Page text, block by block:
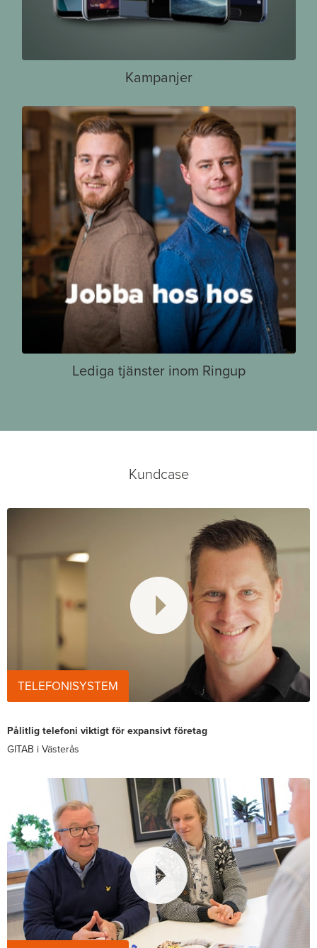
Kampanjer
Lediga tjänster inom Ringup
Kundcase
TELEFONISYSTEM
Pålitlig telefoni viktigt för expansivt företag
GITAB i Västerås